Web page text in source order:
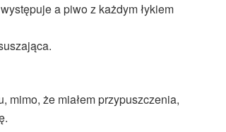
a piwo z każdym łykiem
mimo, że miałem przypuszczenia,